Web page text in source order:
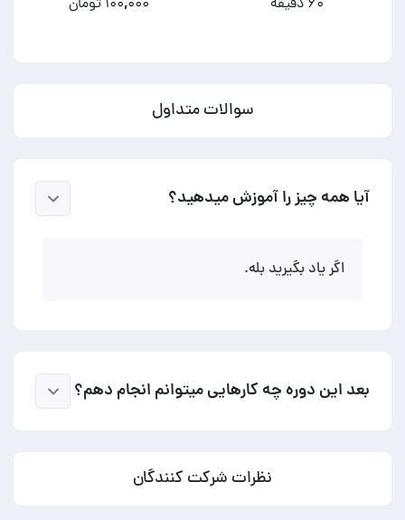
سوالات متداول
آیا همه چیز را آموزش میدهید؟
اگر یاد بگیرید بله.
بعد این دوره چه کارهایی میتوانم انجام دهم؟
نظرات شرکت کنندگان